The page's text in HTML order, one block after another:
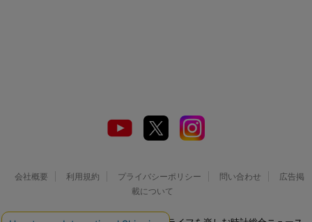
会社概要 利用規約 プライバシーポリシー 問い合わせ
広告掲
載について